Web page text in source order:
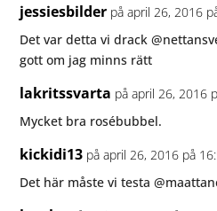
jessiesbilder på april 26, 2016
Det var detta vi drack
gott om jag minns rätt
lakritssvarta på april 26, 2016
Mycket bra rosébubbel.
kickidi13 på april 26, 2016 på
Det här måste vi testa